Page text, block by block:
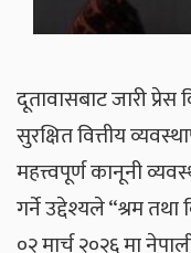
दूतावासबाट जारी प्रेस
सुरक्षित वित्तीय
महत्त्वपूर्ण कानूनी
गर्ने उद्देश्यले “श्रम
०२ मार्च २०२६ मा